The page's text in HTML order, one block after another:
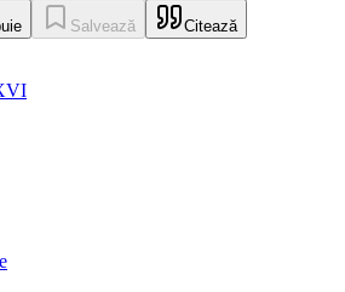
Salvează Citează